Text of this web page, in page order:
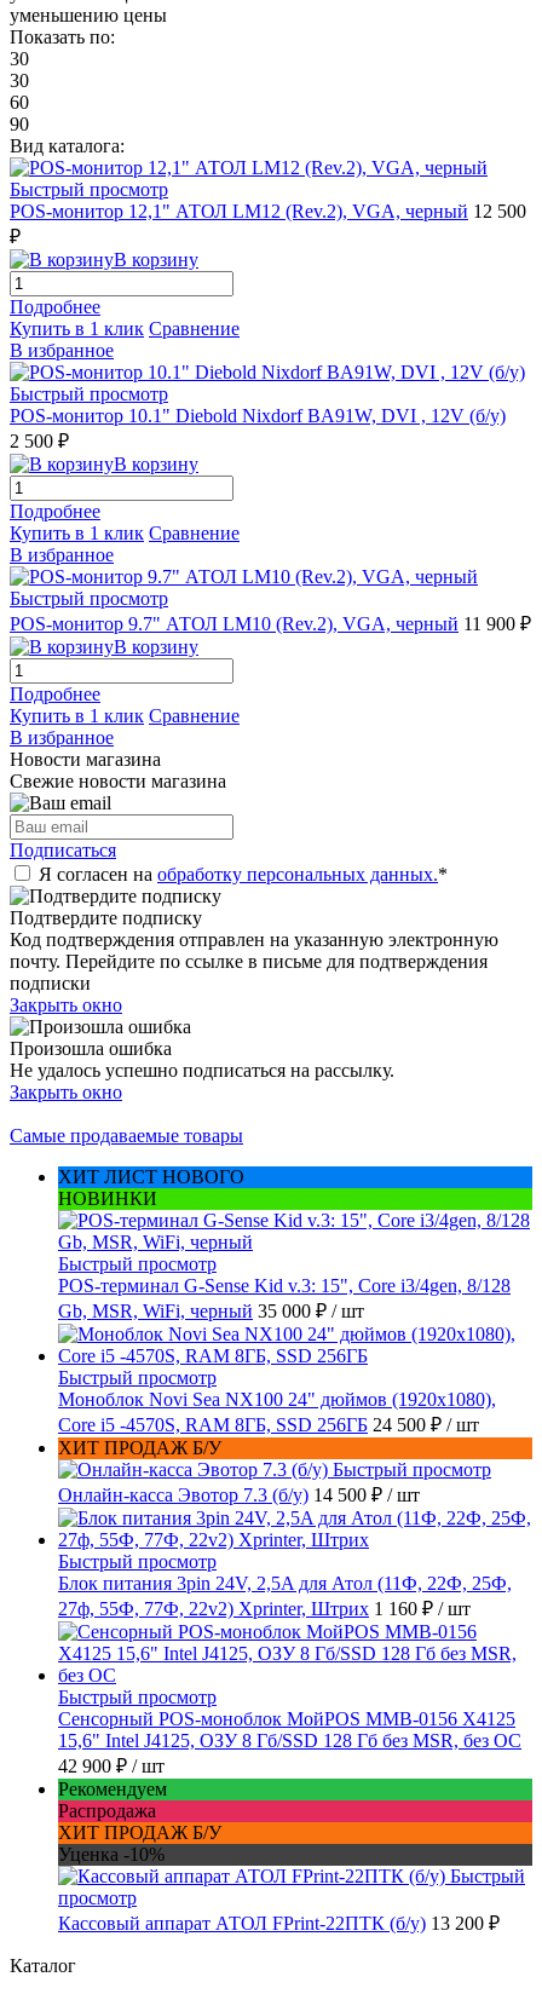
уменьшению цены
Показать по:
30
30
60
90
Вид каталога:
Быстрый просмотр
POS-монитор 12,1" АТОЛ LM12 (Rev.2), VGA, черный 12 500
₽
В корзину
Подробнее
Купить в 1 клик Сравнение
В избранное
Быстрый просмотр
POS-монитор 10.1" Diebold Nixdorf BA91W, DVI , 12V (б/у)
2 500 ₽
В корзину
Подробнее
Купить в 1 клик Сравнение
В избранное
Быстрый просмотр
POS-монитор 9.7" АТОЛ LM10 (Rev.2), VGA, черный 11 900 ₽
В корзину
Подробнее
Купить в 1 клик Сравнение
В избранное
Новости магазина
Свежие новости магазина
Подписаться
Я согласен на обработку персональных данных.*
Подтвердите подписку
Код подтверждения отправлен на указанную электронную
почту. Перейдите по ссылке в письме для подтверждения
подписки
Закрыть окно
Произошла ошибка
Не удалось успешно подписаться на рассылку.
Закрыть окно
Самые продаваемые товары
ХИТ ЛИСТ НОВОГО
НОВИНКИ
Быстрый просмотр
POS-терминал G-Sense Kid v.3: 15", Core i3/4gen, 8/128
Gb, MSR, WiFi, черный 35 000 ₽ / шт
Быстрый просмотр
Моноблок Novi Sea NX100 24" дюймов (1920x1080),
Core i5 -4570S, RAM 8ГБ, SSD 256ГБ 24 500 ₽ / шт
ХИТ ПРОДАЖ Б/У
Быстрый просмотр
Онлайн-касса Эвотор 7.3 (б/у) 14 500 ₽ / шт
Быстрый просмотр
Блок питания 3pin 24V, 2,5A для Атол (11Ф, 22Ф, 25Ф,
27ф, 55Ф, 77Ф, 22v2) Xprinter, Штрих 1 160 ₽ / шт
Быстрый просмотр
Сенсорный POS-моноблок МойPOS MMB-0156 X4125
15,6" Intel J4125, ОЗУ 8 Гб/SSD 128 Гб без MSR, без ОС
42 900 ₽ / шт
Рекомендуем
Распродажа
ХИТ ПРОДАЖ Б/У
Уценка -10%
Быстрый
просмотр
Кассовый аппарат АТОЛ FPrint-22ПТК (б/у) 13 200 ₽
Каталог